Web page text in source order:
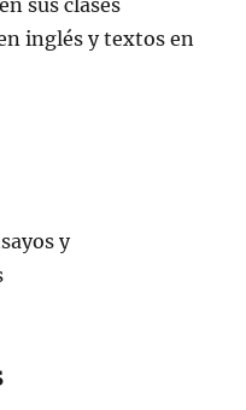
inglés y textos en
y